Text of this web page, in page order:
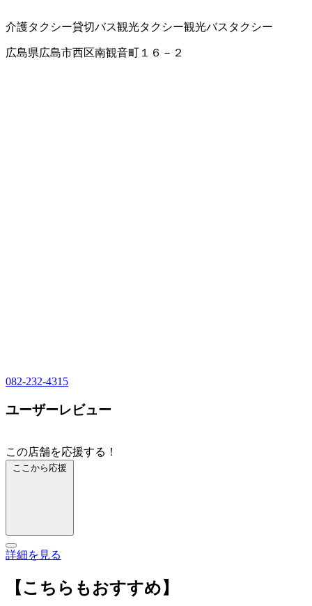
介護タクシー貸切バス観光タクシー観光バス タクシー
広島県広島市西区南観音町１６－２
082-232-4315
ユーザーレビュー
この店舗を応援する！
ここから応援
詳細を見る
【こちらもおすすめ】